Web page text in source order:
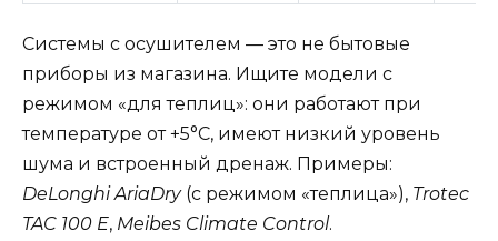
Системы с осушителем — это не бытовые
приборы из магазина. Ищите модели с
режимом «для теплиц»: они работают при
температуре от +5°C, имеют низкий уровень
шума и встроенный дренаж. Примеры:
DeLonghi AriaDry(с режимом «теплица»), Trotec
TAC 100 E, Meibes Climate Control.